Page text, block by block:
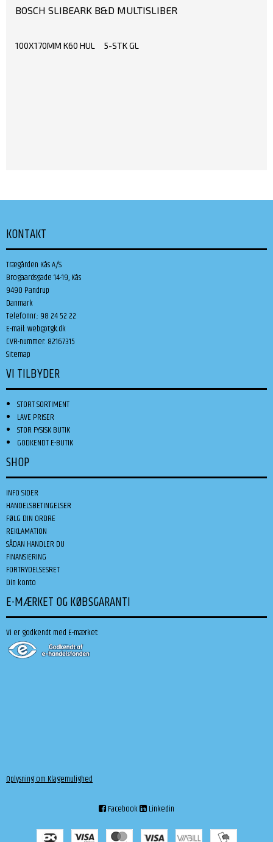
BOSCH SLIBEARK B&D MULTISLIBER
100X170MM K60 HUL 5-STK GL
KONTAKT
Trægården Kås A/S
Brogaardsgade 14-19, Kås
9490 Pandrup
Danmark
Telefonnr.: 98 24 52 22
E-mail:web@tgk.dk
CVR-nummer: 82167315
Sitemap
VI TILBYDER
STORT SORTIMENT
LAVE PRISER
STOR FYSISK BUTIK
GODKENDT E-BUTIK
SHOP
INFO SIDER
HANDELSBETINGELSER
FØLG DIN ORDRE
REKLAMATION
SÅDAN HANDLER DU
FINANSIERING
FORTRYDELSESRET
Din konto
E-MÆRKET OG KØBSGARANTI
Vi er godkendt med E-mærket:
Oplysning om Klagemulighed
Facebook Linkedin